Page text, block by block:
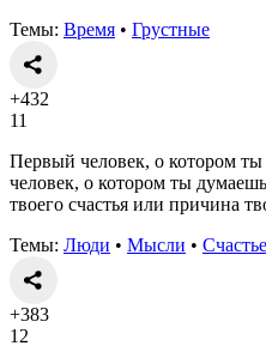
Темы: Время • Грустные
+432
11
Первый человек, о котором
человек, о котором ты
твоего счастья или причина
Темы: Люди • Мысли • Счастье
+383
12